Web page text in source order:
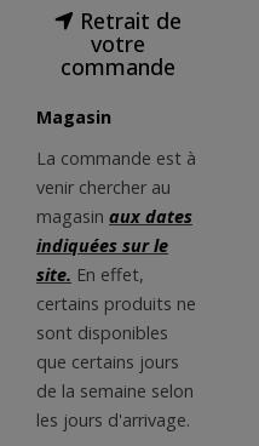
Retrait de
votre
commande
Magasin
La commande est à
venir chercher au
magasin aux dates
indiquées sur le
site. En effet,
certains produits ne
sont disponibles
que certains jours
de la semaine selon
les jours d'arrivage.